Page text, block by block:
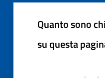
Quanto sono
su questa